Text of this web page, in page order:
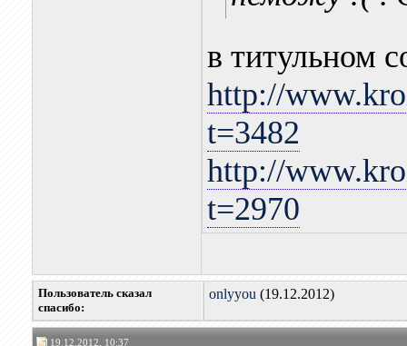
в титульном
http://
t=3482
http://
t=2970
Пользователь сказал
cпасибо:
onlyyou (19.12.2012)
19.12.2012, 10:37